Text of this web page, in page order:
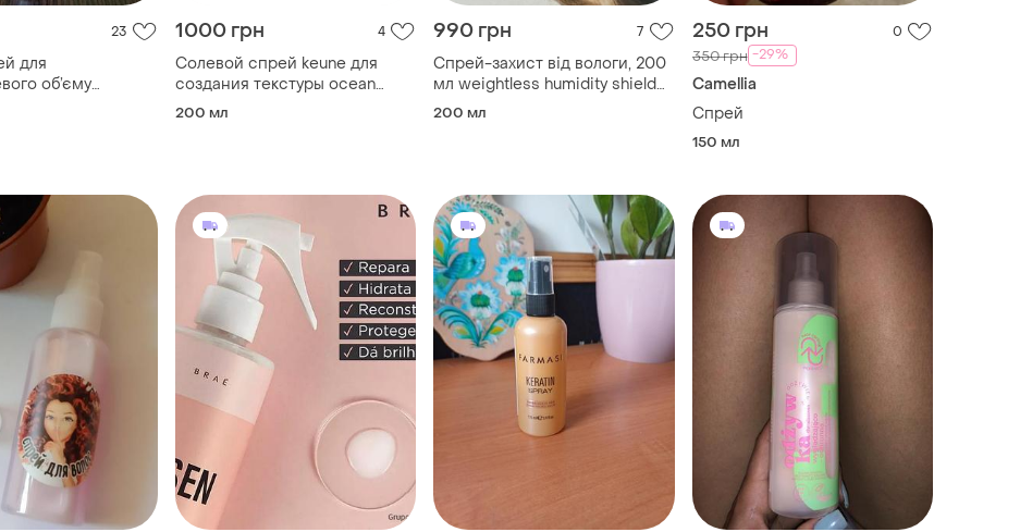
23
для
об’єму
1000 грн 4
Солевой спрей keune для
создания текстуры ocean
waves 200 мл
200 мл
990 грн 7
Спрей-захист від вологи, 200
мл weightless humidity shield
climate control keune
200 мл
250 грн 0
350 грн -29%
Camellia
Спрей
150 мл